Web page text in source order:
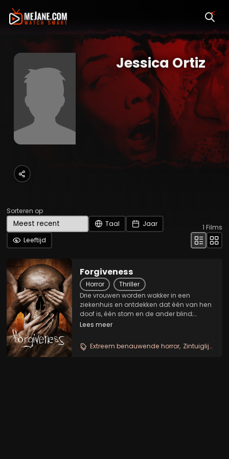
Jessica Ortiz
Sorteren op
Taal
Jaar
Leeftijd
1 Films
Forgiveness
Horror
Thriller
Drie vrouwen worden wakker in een
ziekenhuis en ontdekken dat één van hen
doof is, één stom en de ander blind;
samen zullen ze moeten achterhalen
ontsnappen.
Lees meer
Extreem benauwende horror Zintuiglijke martelkamer